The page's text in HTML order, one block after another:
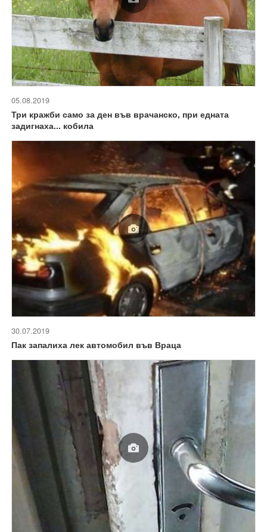
05.08.2019
Три кражби само за ден във врачанско, при едната
задигнаха... кобила
30.07.2019
Пак запалиха лек автомобил във Враца